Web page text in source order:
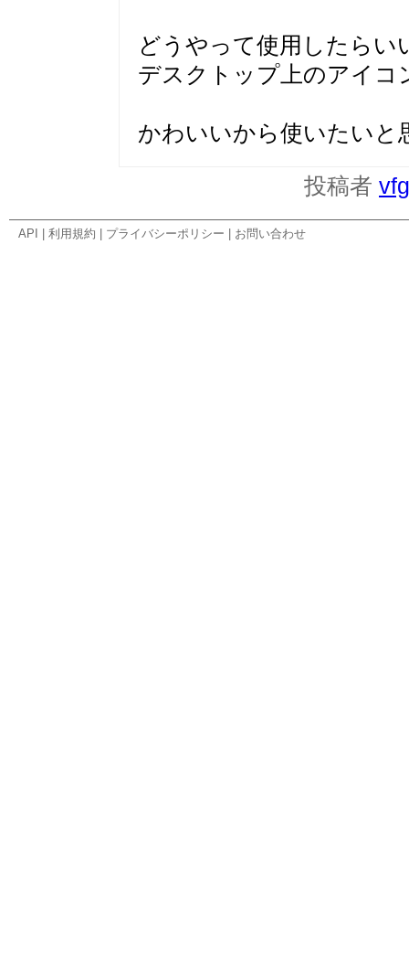
どうやって使用したらい
デスクトップ上のアイコ
かわいいから使いたいと
投稿者
API 利用規約 プライバシーポリシー お問い合わせ